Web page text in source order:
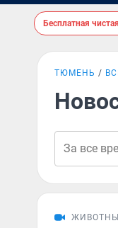
Бесплатная
ТЮМЕНЬ